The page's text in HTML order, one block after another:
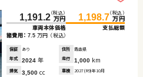
1,191.2（税込）
万円
車両本体価格
1,198.7（税込）
万円
支払総額
諸費用： 7.5 万円 （税込）
保証 あり 住所
青森県
年式
2024 年 走行 1,000 km
排気 3,500 cc 車検 2027(R9)年10月